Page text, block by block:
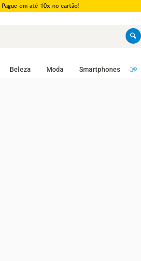
Pague em até 10x no cartão!
Beleza Moda Smartphones